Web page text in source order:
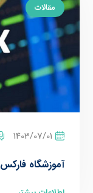
مقالات
1403/07/01
آموزشگاه فارکس